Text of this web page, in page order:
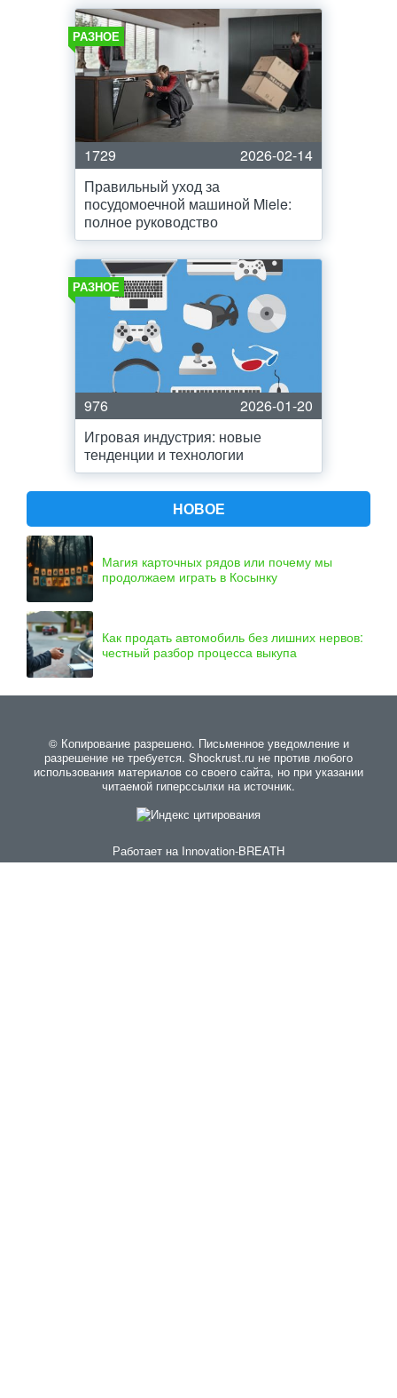
РАЗНОЕ
1729
2026-02-14
Правильный уход за
посудомоечной машиной Miele:
полное руководство
РАЗНОЕ
976
2026-01-20
Игровая индустрия: новые
тенденции и технологии
НОВОЕ
Магия карточных рядов или почему мы
продолжаем играть в Косынку
Как продать автомобиль без лишних нервов:
честный разбор процесса выкупа
© Копирование разрешено. Письменное уведомление и
разрешение не требуется. Shockrust.ru не против любого
использования материалов со своего сайта, но при указании
читаемой гиперссылки на источник.
Работает на Innovation-BREATH